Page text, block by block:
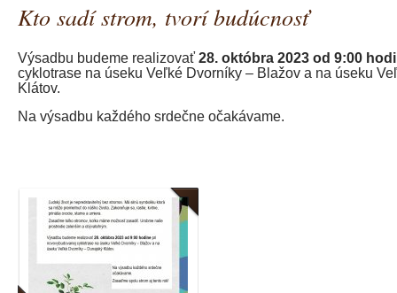
Vrakúň
Kto sadí strom, tvorí budúcnosť
Výsadbu budeme realizovať 28. októbra 2023 od 9:00
cyklotrase na úseku Veľké Dvorníky – Blažov a na úseku
Klátov.
Na výsadbu každého srdečne očakávame.